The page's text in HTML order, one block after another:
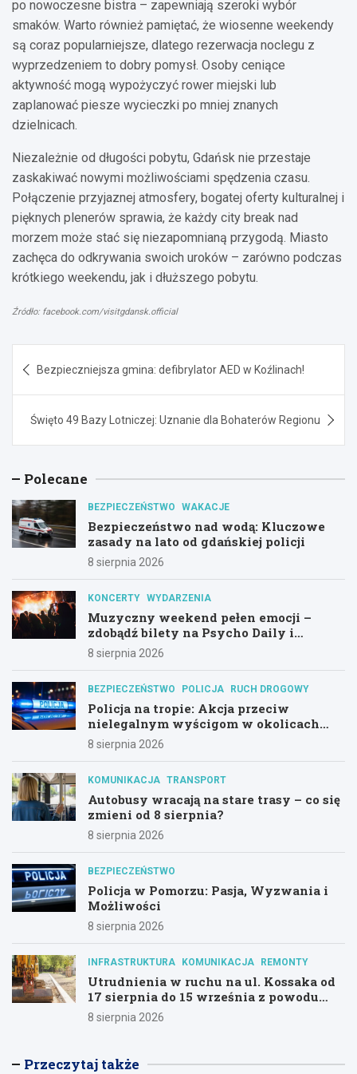
po nowoczesne bistra – zapewniają szeroki wybór
smaków. Warto również pamiętać, że wiosenne weekendy
są coraz popularniejsze, dlatego rezerwacja noclegu z
wyprzedzeniem to dobry pomysł. Osoby ceniące
aktywność mogą wypożyczyć rower miejski lub
zaplanować piesze wycieczki po mniej znanych
dzielnicach.
Niezależnie od długości pobytu, Gdańsk nie przestaje
zaskakiwać nowymi możliwościami spędzenia czasu.
Połączenie przyjaznej atmosfery, bogatej oferty kulturalnej i
pięknych plenerów sprawia, że każdy city break nad
morzem może stać się niezapomnianą przygodą. Miasto
zachęca do odkrywania swoich uroków – zarówno podczas
krótkiego weekendu, jak i dłuższego pobytu.
Źródło: facebook.com/visitgdansk.official
wpisu
Bezpieczniejsza gmina: defibrylator AED w Koźlinach!
Święto 49 Bazy Lotniczej: Uznanie dla Bohaterów Regionu
Polecane
BEZPIECZEŃSTWO WAKACJE
Bezpieczeństwo nad wodą: Kluczowe
zasady na lato od gdańskiej policji
8 sierpnia 2026
KONCERTY WYDARZENIA
Muzyczny weekend pełen emocji –
zdobądź bilety na Psycho Daily i
Alternatywny Las!
8 sierpnia 2026
BEZPIECZEŃSTWO POLICJA RUCH DROGOWY
Policja na tropie: Akcja przeciw
nielegalnym wyścigom w okolicach
Hali Olivia
8 sierpnia 2026
KOMUNIKACJA TRANSPORT
Autobusy wracają na stare trasy – co się
zmieni od 8 sierpnia?
8 sierpnia 2026
BEZPIECZEŃSTWO
Policja w Pomorzu: Pasja, Wyzwania i
Możliwości
8 sierpnia 2026
INFRASTRUKTURA KOMUNIKACJA REMONTY
Utrudnienia w ruchu na ul. Kossaka od
17 sierpnia do 15 września z powodu
modernizacji
8 sierpnia 2026
Przeczytaj także